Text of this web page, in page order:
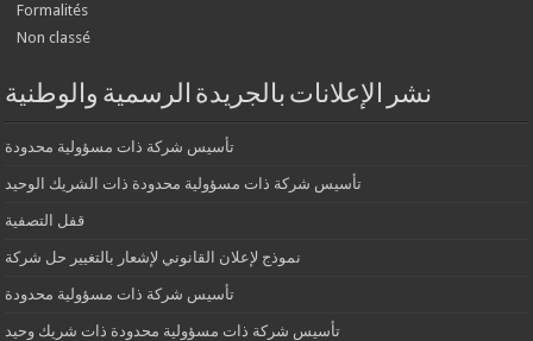
Formalités
Non classé
نشر الإعلانات بالجريدة الرسمية والوطنية
تأسيس شركة ذات مسؤولية محدودة
تأسيس شركة ذات مسؤولية محدودة ذات الشريك الوحيد
قفل التصفية
نموذج لإعلان القانوني لإشعار بالتغيير حل شركة
تأسيس شركة ذات مسؤولية محدودة
تأسيس شركة ذات مسؤولية محدودة ذات شريك وحيد